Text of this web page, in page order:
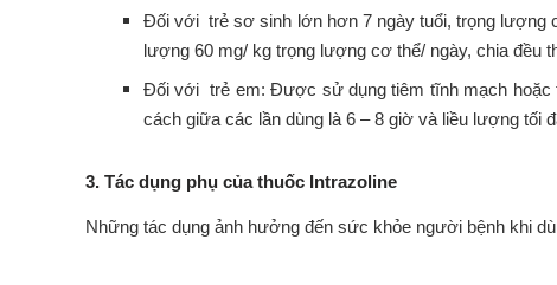
Đối với trẻ sơ sinh lớn hơn 7 ngày tuổi, trọng lượng
lượng 60 mg/ kg trọng lượng cơ thể/ ngày, chia đều
Đối với trẻ em: Được sử dụng tiêm tĩnh mạch hoặc
cách giữa các lần dùng là 6 – 8 giờ và liều lượng tối
3. Tác dụng phụ của thuốc Intrazoline
Những tác dụng ảnh hưởng đến sức khỏe người bệnh khi